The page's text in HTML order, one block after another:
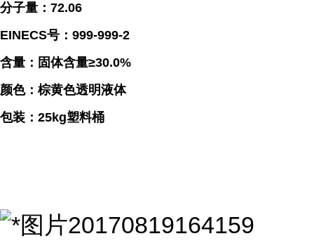
分子量：72.06
EINECS号：999-999-2
含量：固体含量≥30.0%
颜色：棕黄色透明液体
包装：25kg塑料桶